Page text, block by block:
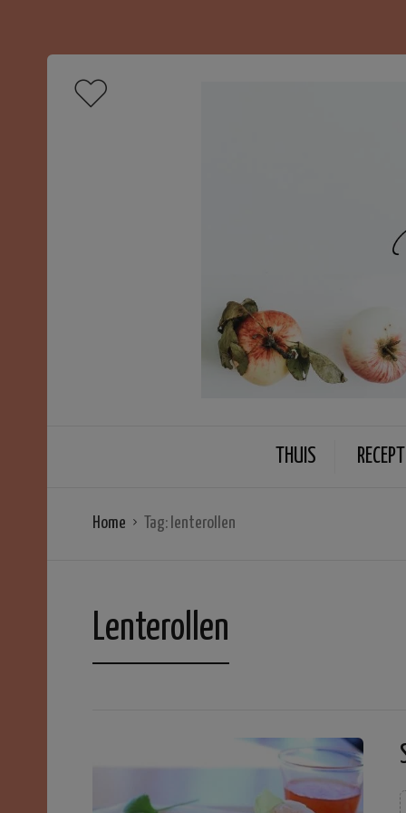
THUIS
Home Tag: lenterollen
Lenterollen